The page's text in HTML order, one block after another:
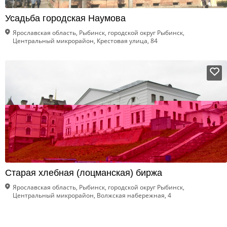
Усадьба городская Наумова
Ярославская область, Рыбинск, городской округ Рыбинск,
Центральный микрорайон, Крестовая улица, 84
Старая хлебная (лоцманская) биржа
Ярославская область, Рыбинск, городской округ Рыбинск,
Центральный микрорайон, Волжская набережная, 4